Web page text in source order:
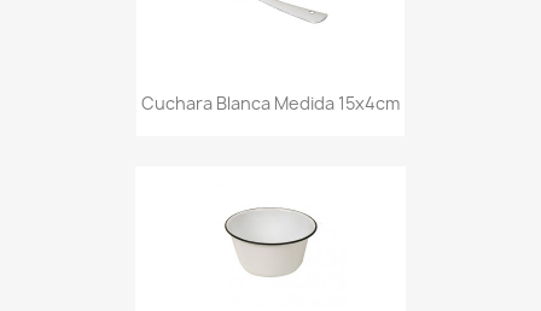
Cuchara Blanca Medida 15x4cm